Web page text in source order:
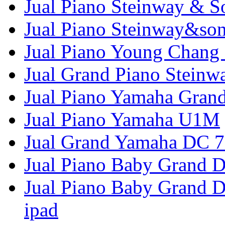
Jual Piano Steinway &
Jual Piano
Jual Piano Young
Jual Grand Piano
Jual Piano Yamaha
Jual Piano Yamaha U1M
Jual Grand Yamaha DC
Jual Piano Baby Grand
Jual Piano Baby Grand
ipad